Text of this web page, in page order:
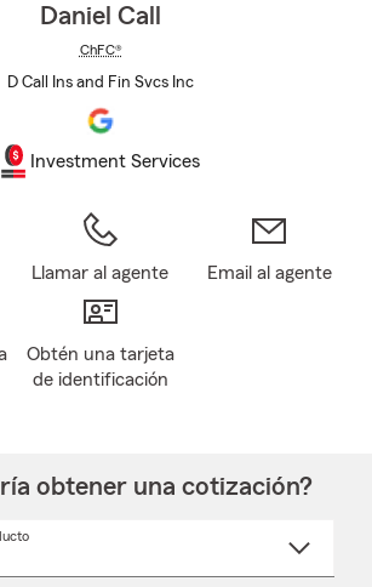
Daniel Call
ChFC®
D Call Ins and Fin Svcs Inc
Investment Services
Llamar al agente Email al agente
Obtén una tarjeta
de identificación
obtener una cotización?